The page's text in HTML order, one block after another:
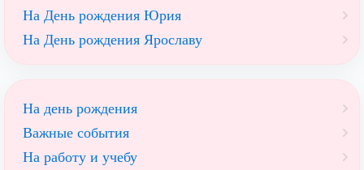
На День рождения Юрия
На День рождения Ярославу
На день рождения
Важные события
На работу и учебу